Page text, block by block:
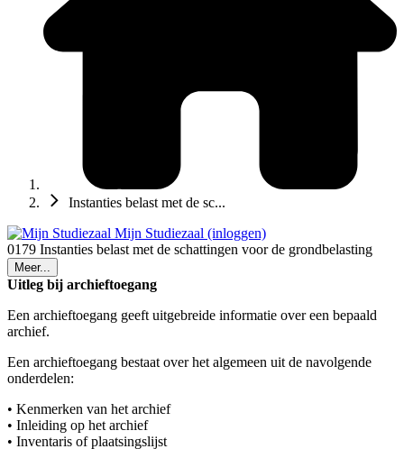
Instanties belast met de sc...
Mijn Studiezaal (inloggen)
0179 Instanties belast met de schattingen voor de grondbelasting
Meer...
Uitleg bij archieftoegang
Een archieftoegang geeft uitgebreide informatie over een bepaald
archief.
Een archieftoegang bestaat over het algemeen uit de navolgende
onderdelen:
• Kenmerken van het archief
• Inleiding op het archief
• Inventaris of plaatsingslijst